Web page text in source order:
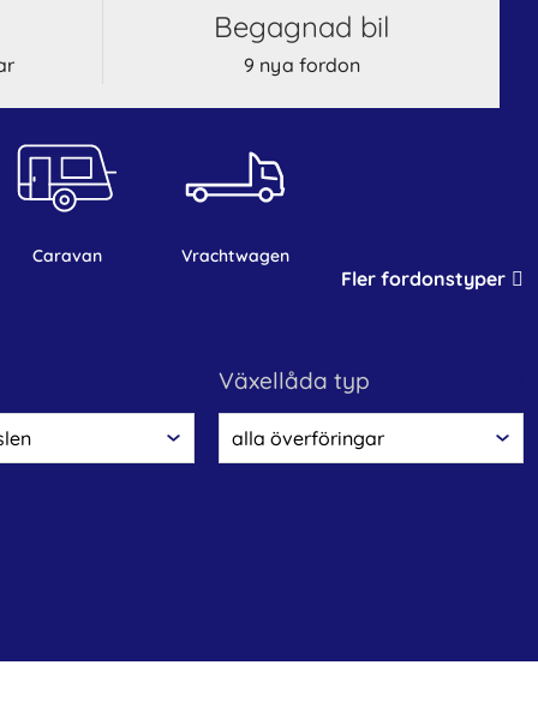
begagnad bil
9 nya fordon
caravan vrachtwagen
Fler fordonstyper
växellåda typ